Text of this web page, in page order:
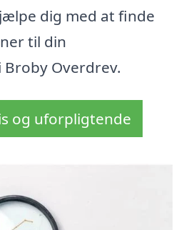
dig med at finde
til din
Overdrev.
og uforpligtende